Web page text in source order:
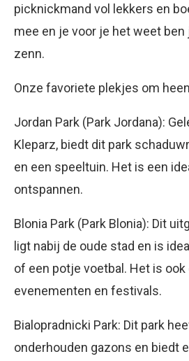
picknickmand vol lekkers en
mee en je voor je het weet ben
zenn.
Onze favoriete plekjes om
Jordan Park (Park Jordana):
Kleparz, biedt dit park
en een speeltuin. Het is een
ontspannen.
Blonia Park (Park Blonia): Dit
ligt nabij de oude stad en is
of een potje voetbal. Het is ook
evenementen en festivals.
Bialopradnicki Park: Dit park
onderhouden gazons en biedt